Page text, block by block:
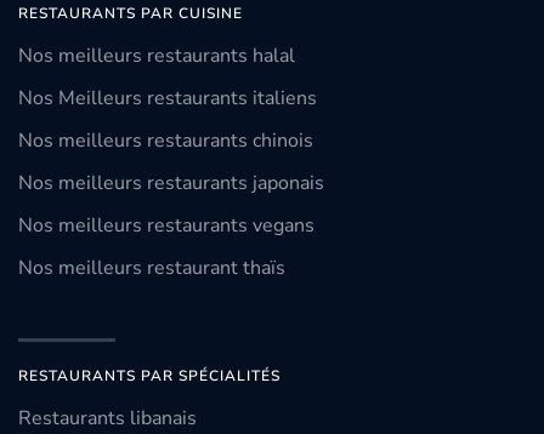
RESTAURANTS PAR CUISINE
Nos meilleurs restaurants halal
Nos Meilleurs restaurants italiens
Nos meilleurs restaurants chinois
Nos meilleurs restaurants japonais
Nos meilleurs restaurants vegans
Nos meilleurs restaurant thaïs
RESTAURANTS PAR SPÉCIALITÉS
Restaurants libanais